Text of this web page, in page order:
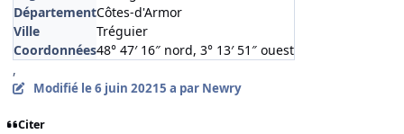
DépartementCôtes-d'Armor
Ville
Tréguier
Coordonnées48° 47′ 16″ nord, 3° 13′ 51″ ouest
,
Modifié le 6 juin 20215 a par Newry
Citer